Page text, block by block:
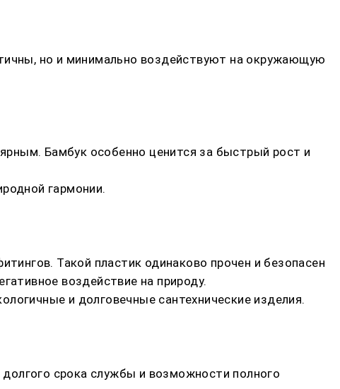
но и минимально воздействуют на окружающую
Бамбук особенно ценится за быстрый рост и
гармонии.
Такой пластик одинаково прочен и безопасен
воздействие на природу.
и долговечные сантехнические изделия.
срока службы и возможности полного